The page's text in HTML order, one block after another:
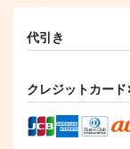
代引き
クレジットカード